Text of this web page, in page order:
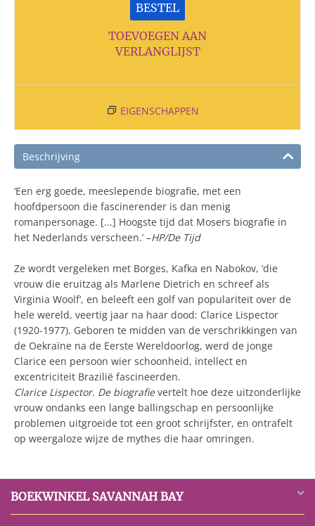
BESTEL
TOEVOEGEN AAN
VERLANGLIJST
EIGENSCHAPPEN
Beschrijving
‘Een erg goede, meeslepende biografie, met een
hoofdpersoon die fascinerender is dan menig
romanpersonage. [...] Hoogste tijd dat Mosers biografie in
het Nederlands verscheen.’ –HP/De Tijd
Ze wordt vergeleken met Borges, Kafka en Nabokov, ‘die
vrouw die eruitzag als Marlene Dietrich en schreef als
Virginia Woolf’, en beleeft een golf van populariteit over de
hele wereld, veertig jaar na haar dood: Clarice Lispector
(1920-1977). Geboren te midden van de verschrikkingen van
de Oekraïne na de Eerste Wereldoorlog, werd de jonge
Clarice een persoon wier schoonheid, intellect en
excentriciteit Brazilië fascineerden.
Clarice Lispector. De biografievertelt hoe deze uitzonderlijke
vrouw ondanks een lange ballingschap en persoonlijke
problemen uitgroeide tot een groot schrijfster, en ontrafelt
op weergaloze wijze de mythes die haar omringen.
BOEKWINKEL SAVANNAH BAY